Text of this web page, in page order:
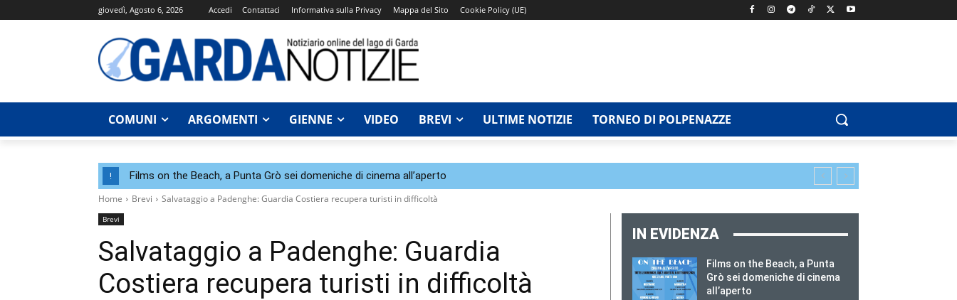
giovedì, Agosto 6, 2026 Accedi Contattaci Informativa sulla Privacy Mappa del Sito Cookie Policy (UE)
COMUNI ARGOMENTI GIENNE VIDEO BREVI ULTIME NOTIZIE TORNEO DI POLPENAZZE
! Films on the Beach, a Punta Grò sei domeniche di cinema all’aperto
Home Brevi Salvataggio a Padenghe: Guardia Costiera recupera turisti in difficoltà
Brevi
Salvataggio a Padenghe: Guardia
Costiera recupera turisti in difficoltà
IN EVIDENZA
Films on the Beach, a Punta
Grò sei domeniche di cinema
all’aperto